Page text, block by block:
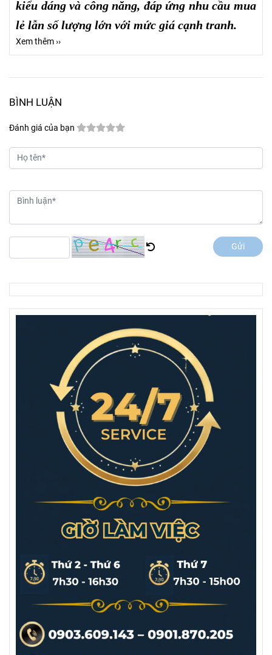
kiểu dáng và công năng, đáp ứng nhu cầu mua
lẻ lẫn số lượng lớn với mức giá cạnh tranh.
Xem thêm ››
BÌNH LUẬN
Đánh giá của bạn
Gửi